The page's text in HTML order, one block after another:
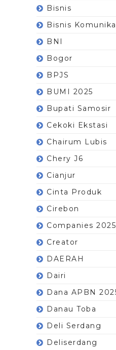
Bisnis
Bisnis
BNI
Bogor
BPJS
BUMI 2025
Bupati Samosir
Cekoki Ekstasi
Chairum Lubis
Chery J6
Cianjur
Cinta Produk
Cirebon
Companies 2025
Creator
DAERAH
Dairi
Dana APBN
Danau Toba
Deli Serdang
Deliserdang